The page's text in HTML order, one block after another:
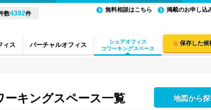
ィス バーチャルオフィス
シェアオフィス
コワーキングスペース
数4392件
無料相談はこちら 掲載のお申し込
保存した候
キングスペース一覧 地図から